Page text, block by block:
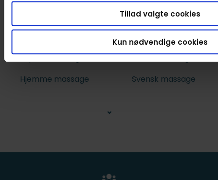
Tillad valgte cookies
Kun nødvendige cookies
Massagetyper
Sportsmassage
Gravidmassage
Hjemme massage
Svensk massage
⌄